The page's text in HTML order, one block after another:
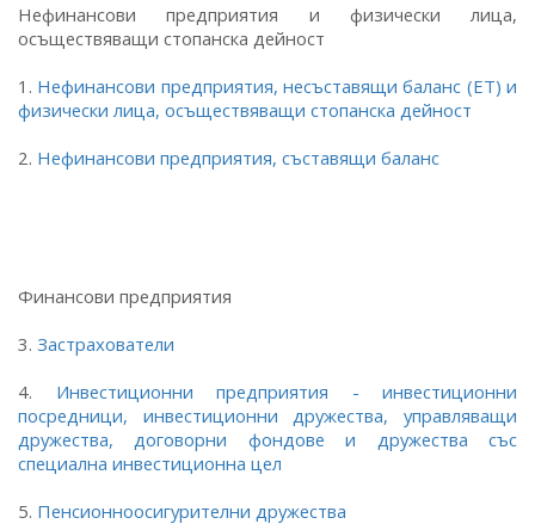
Нефинансови предприятия и физически лица,
осъществяващи стопанска дейност
1. Нефинансови предприятия, несъставящи баланс (ЕТ) и
физически лица, осъществяващи стопанска дейност
2. Нефинансови предприятия, съставящи баланс
Финансови предприятия
3. Застрахователи
4. Инвестиционни предприятия - инвестиционни
посредници, инвестиционни дружества, управляващи
дружества, договорни фондове и дружества със
специална инвестиционна цел
5. Пенсионноосигурителни дружества